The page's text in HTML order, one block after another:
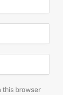
this browser